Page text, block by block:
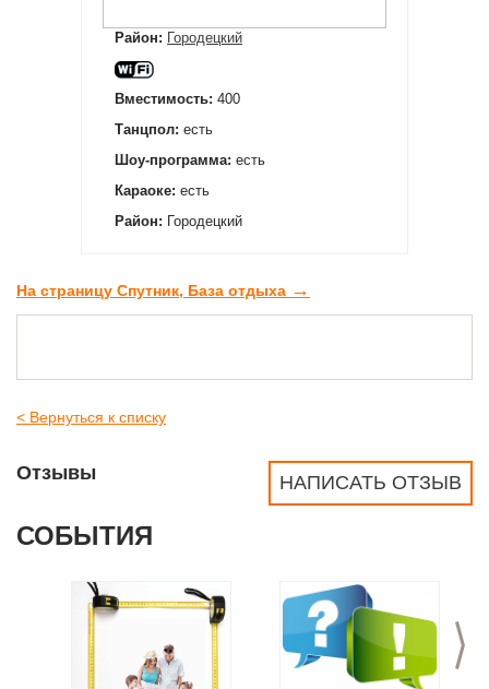
Район: Городецкий
Вместимость: 400
Танцпол: есть
Шоу-программа: есть
Караоке: есть
Район: Городецкий
На страницу Спутник, База отдыха →
< Вернуться к списку
НАПИСАТЬ ОТЗЫВ
Отзывы
СОБЫТИЯ
>